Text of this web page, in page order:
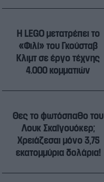
Η LEGO μετατρέπει το
«Φιλί» του Γκούσταβ
Κλιμτ σε έργο τέχνης
4.000 κομματιών
Θες το φωτόσπαθο του
Λουκ Σκαϊγουόκερ;
Χρειάζεσαι μόνο 3,75
εκατoμμύρια δολάρια!